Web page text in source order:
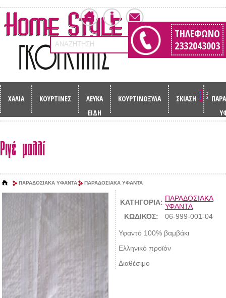
ΑΝΑΖΗΤΗΣΗ
ΤΗΛΈΦΩΝΟ
2332043003
ΧΑΛΙΑ ΚΟΥΡΤΙΝΕΣ
ΛΕΥΚΑ
ΕΙΔΗ
ΚΟΥΡΤΙΝΟΞΥΛΑ ΣΚΙΑΣΗ
Ριγέ μαλλί
ΠΑΡΑΔΟΣΙΑΚΑ ΥΦΑΝΤΑ ΠΑΡΑΔΟΣΙΑΚΑ ΥΦΑΝΤΑ
ΚΑΤΗΓΟΡΙΑ: ΠΑΡΑΔΟΣΙΑΚΑ
ΥΦΑΝΤΑ
ΚΩΔΙΚΟΣ:
06-999-001-04
Υφαντό 100% βαμβάκι
Ελληνικό προϊόν
Διαθέσιμο